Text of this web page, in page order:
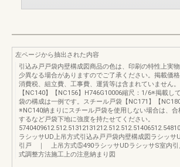
左ページから抽出された内容
引込み戸戸袋内壁構成図商品の色は、印刷の特性上実
少異なる場合がありますのでご了承ください。掲載価格
消費税、組立費、工事費、運賃等は含まれていません。
【NC140】【NC156】H746G10006縮尺：1/6※掲載し
袋の構成は一例です。スチール戸袋【NC171】【NC180
※NC140納まりにスチール戸袋を使用しない場合は、合
するなど戸袋下地に強度を持たせてください。
ラシッサUD上吊方式引込み戸戸袋内壁構成図ラシッサ
引戸 ｜ 上吊方式⑤490ラシッサUDラシッサS室内引
式調整方法施工上の注意納まり図